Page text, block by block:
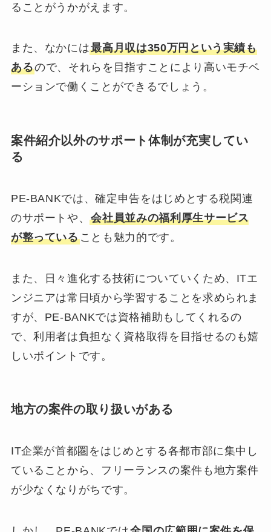
ることがうかがえます。
また、なかには最高月収は350万円という実績も
あるので、それらを目指すことにより高いモチベ
ーションで働くことができるでしょう。
案件紹介以外のサポート体制が充実してい
る
PE-BANKでは、確定申告をはじめとする税関連
のサポートや、会社員並みの福利厚生サービス
が整っていることも魅力的です。
また、日々進化する技術についていくため、ITエ
ンジニアは常日頃から学習することを求められま
すが、PE-BANKでは資格補助もしてくれるの
で、利用者は負担なく資格取得を目指せるのも嬉
しいポイントです。
地方の案件の取り扱いがある
IT企業が首都圏をはじめとする各都市部に集中し
ていることから、フリーランスの案件も地方案件
が少なくなりがちです。